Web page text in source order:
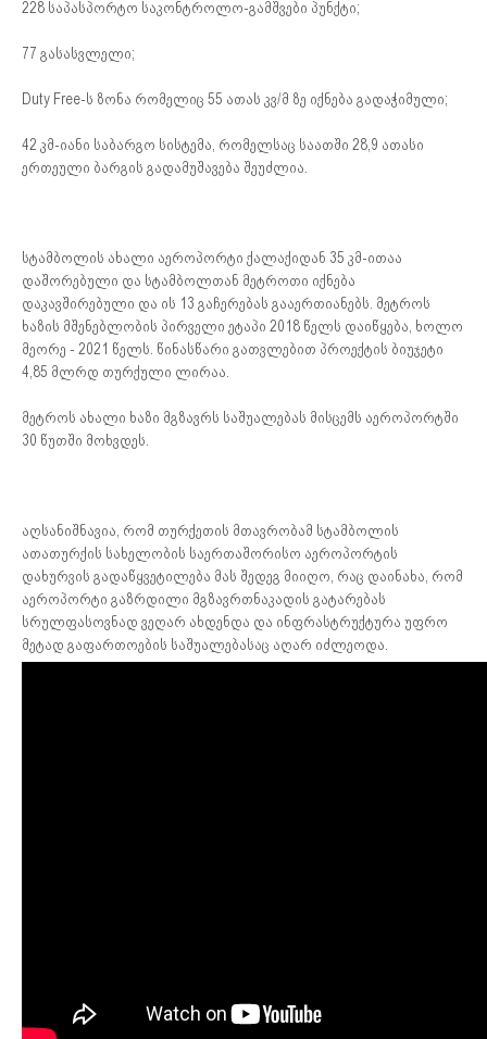
228 საპასპორტო საკონტროლო-გამშვები პუნქტი;
77 გასასვლელი;
Duty Free-ს ზონა რომელიც 55 ათას კვ/მ ზე იქნება გადაჭიმული;
42 კმ-იანი საბარგო სისტემა, რომელსაც საათში 28,9 ათასი
ერთეული ბარგის გადამუშავება შეუძლია.
სტამბოლის ახალი აეროპორტი ქალაქიდან 35 კმ-ითაა
დაშორებული და სტამბოლთან მეტროთი იქნება
დაკავშირებული და ის 13 გაჩერებას გააერთიანებს. მეტროს
ხაზის მშენებლობის პირველი ეტაპი 2018 წელს დაიწყება, ხოლო
მეორე - 2021 წელს. წინასწარი გათვლებით პროექტის ბიუჯეტი
4,85 მლრდ თურქული ლირაა.
მეტროს ახალი ხაზი მგზავრს საშუალებას მისცემს აეროპორტში
30 წუთში მოხვდეს.
აღსანიშნავია, რომ თურქეთის მთავრობამ სტამბოლის
ათათურქის სახელობის საერთაშორისო აეროპორტის
დახურვის გადაწყვეტილება მას შედეგ მიიღო, რაც დაინახა, რომ
აეროპორტი გაზრდილი მგზავრთნაკადის გატარებას
სრულფასოვნად ვეღარ ახდენდა და ინფრასტრუქტურა უფრო
მეტად გაფართოების საშუალებასაც აღარ იძლეოდა.